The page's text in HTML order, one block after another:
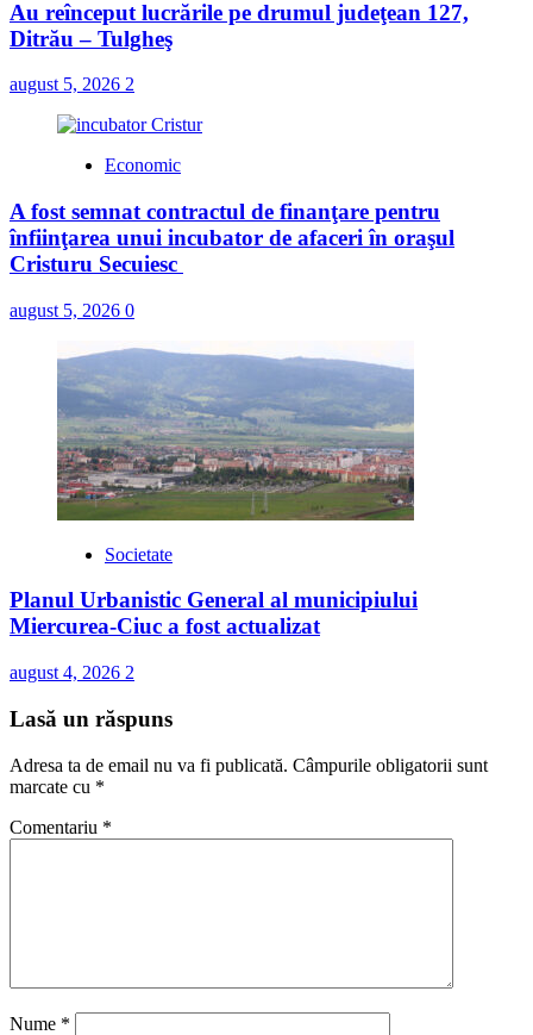
Au reînceput lucrările pe drumul judeţean 127,
Ditrău – Tulgheş
august 5, 2026 2
Economic
A fost semnat contractul de finanţare pentru
înfiinţarea unui incubator de afaceri în oraşul
Cristuru Secuiesc
august 5, 2026 0
Societate
Planul Urbanistic General al municipiului
Miercurea-Ciuc a fost actualizat
august 4, 2026 2
Lasă un răspuns
Adresa ta de email nu va fi publicată. Câmpurile obligatorii sunt
marcate cu *
Comentariu *
Nume *